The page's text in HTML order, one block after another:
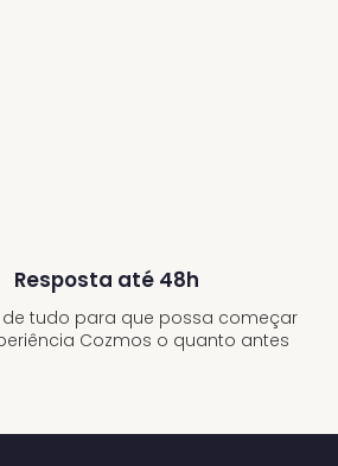
Resposta até 48h
tudo para que possa começar
Cozmos o quanto antes